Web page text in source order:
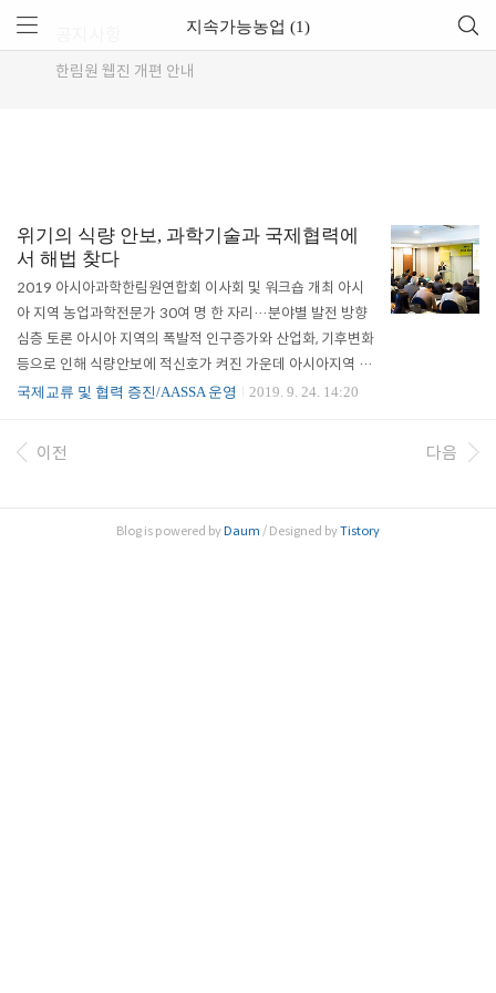
한림원 웹진 개편 안내
지속가능농업 (1)
위기의 식량 안보, 과학기술과 국제협력에
서 해법 찾다
2019 아시아과학한림원연합회 이사회 및 워크숍 개최 아시
아 지역 농업과학전문가 30여 명 한 자리…분야별 발전 방향
심층 토론 아시아 지역의 폭발적 인구증가와 산업화, 기후변화
등으로 인해 식량안보에 적신호가 켜진 가운데 아시아지역 농
업과학분야 리더들이 한자리에 모여 지속가능농업의 발전방
민구)과 아시아과학한림원연합회(Association of Academi
es and Societies of Sciences in Asia, AASSA)는 9월 23
동 개최했다. AASSA는 아시아 최대 과학기술 국제기구로..
국제교류 및 협력 증진/AASSA 운영 2019. 9. 24. 14:20
이전 다음
Blog is powered byDaum / Designed byTistory